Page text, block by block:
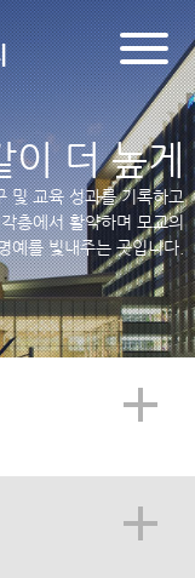
이 더 높게
및 교육 성과를기록하고
층에서 활약하며 모교의
예를 빛내주는 곳입니다.